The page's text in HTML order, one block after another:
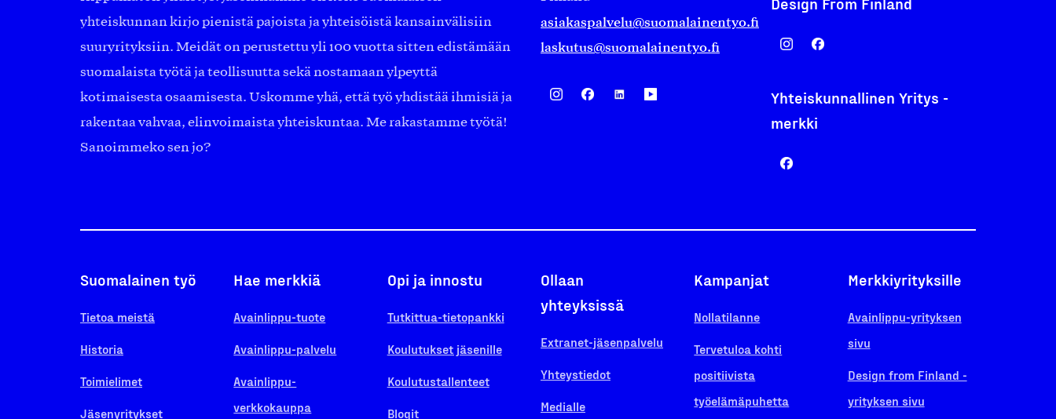
yhteiskunnan kirjo pienistä pajoista ja yhteisöistä kansainvälisiin
suuryrityksiin. Meidät on perustettu yli 100 vuotta sitten edistämään
suomalaista työtä ja teollisuutta sekä nostamaan ylpeyttä
kotimaisesta osaamisesta. Uskomme yhä, että työ yhdistää ihmisiä ja
rakentaa vahvaa, elinvoimaista yhteiskuntaa. Me rakastamme työtä!
Sanoimmeko sen jo?
asiakaspalvelu@suomalainentyo.fi
laskutus@suomalainentyo.fi
Yhteiskunnallinen Yritys -
merkki
Suomalainen työ
Tietoa meistä
Historia
Toimielimet
Jäsenyritykset
Hae merkkiä
Avainlippu-tuote
Avainlippu-palvelu
Avainlippu-
verkkokauppa
Opi ja innostu
Tutkittua-tietopankki
Koulutukset jäsenille
Koulutustallenteet
Blogit
Ollaan
yhteyksissä
Extranet-jäsenpalvelu
Yhteystiedot
Medialle
Kampanjat
Nollatilanne
Tervetuloa kohti
positiivista
työelämäpuhetta
Merkkiyrityksille
Avainlippu-yrityksen
sivu
Design from Finland -
yrityksen sivu